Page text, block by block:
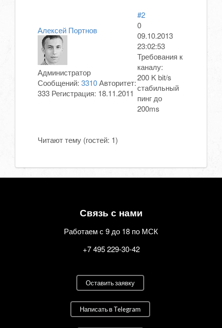
Алексей Портнов
Администратор
Сообщений: 3310Авторитет:
333 Регистрация: 18.11.2011
#2
0
09.10.2013
23:02:53
Требования к
каналу:
200 K bit/s
стабильный
пинг до
200ms
Читают тему (гостей: 1)
Связь с нами
Работаем с 9 до 18 по МСК
+7 495 229-30-42
Оставить заявку
Написать в Telegram